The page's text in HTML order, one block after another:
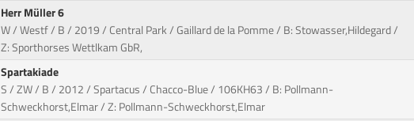
Herr Müller 6
W / Westf / B / 2019 / Central Park / Gaillard de la Pomme / B: Stowasser,Hildegard /
Z: Sporthorses Wettlkam GbR,
Spartakiade
S / ZW / B / 2012 / Spartacus / Chacco-Blue / 106KH63 / B: Pollmann-
Schweckhorst,Elmar / Z: Pollmann-Schweckhorst,Elmar